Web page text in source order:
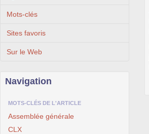
Mots-clés
Sites favoris
Sur le Web
Navigation
MOTS-CLÉS DE L'ARTICLE
Assemblée générale
CLX